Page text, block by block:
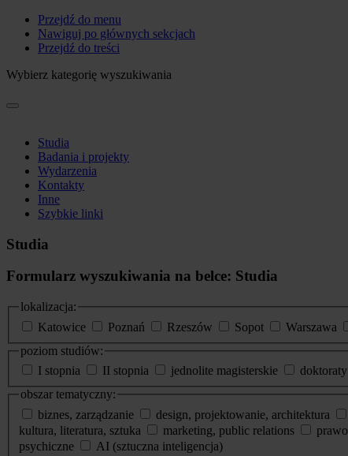
Przejdź do menu
Nawiguj po głównych sekcjach
Przejdź do treści
Wybierz kategorię wyszukiwania
Studia
Badania i projekty
Wydarzenia
Kontakty
Inne
Szybkie linki
Studia
Formularz wyszukiwania na belce: Studia
lokalizacja:
Katowice
Poznań Rzeszów Sopot Warszawa
poziom studiów:
I stopnia
II stopnia jednolite magisterskie doktoraty
obszar tematyczny:
biznes, zarządzanie
design, projektowanie, architektura
kultura, literatura, sztuka
marketing, public relations prawo
psychiczne
AI (sztuczna inteligencja)